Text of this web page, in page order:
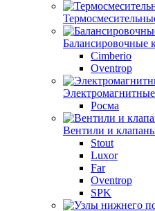
Балансировочные
Cimberio
Oventrop
Росма
Вентили и
Stout
Luxor
Far
Oventrop
SPK